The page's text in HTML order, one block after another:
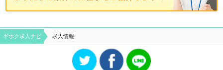
ギホク求⼈ナビ 求人情報